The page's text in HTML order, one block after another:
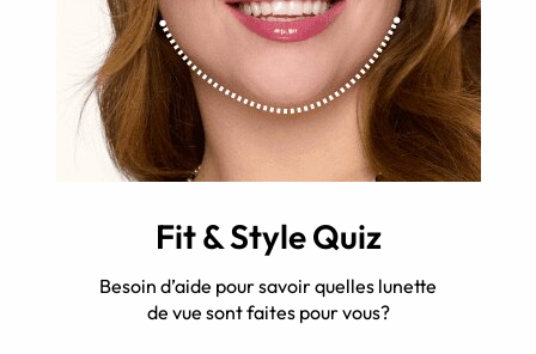
Fit & Style Quiz
Besoin d’aide pour savoir quelles lunette
de vue sont faites pour vous?